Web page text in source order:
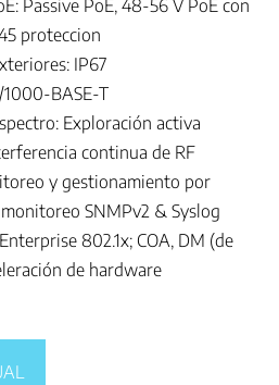
Passive PoE, 48-56 V PoE con
proteccion
IP67
BASE-T
Exploración activa
continua de RF
y gestionamiento por
SNMPv2 & Syslog
802.1x; COA, DM (de
de hardware